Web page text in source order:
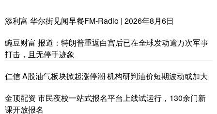
添利富 华尔街见闻早餐FM-Radio | 2026年8月6日
豌豆财富 报道：特朗普重返白宫后已在全球发动逾万次军事
打击，且无停手迹象
仁信 A股油气板块掀起涨停潮 机构研判油价短期波动或加大
金顶配资 市民夜校一站式报名平台上线试运行，130余门新
课开放报名